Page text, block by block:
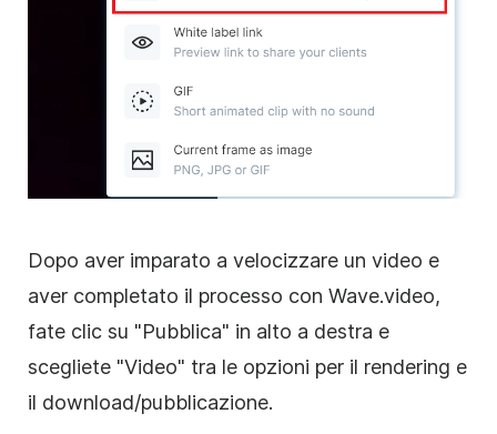
Dopo aver imparato a velocizzare un video e
aver completato il processo con Wave.video,
fate clic su "Pubblica" in alto a destra e
scegliete "Video" tra le opzioni per il rendering e
il download/pubblicazione.